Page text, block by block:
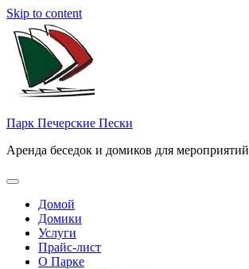
Skip to content
Парк Печерские Пески
Аренда беседок и домиков для мероприятий
Домой
Домики
Услуги
Прайс-лист
О Парке